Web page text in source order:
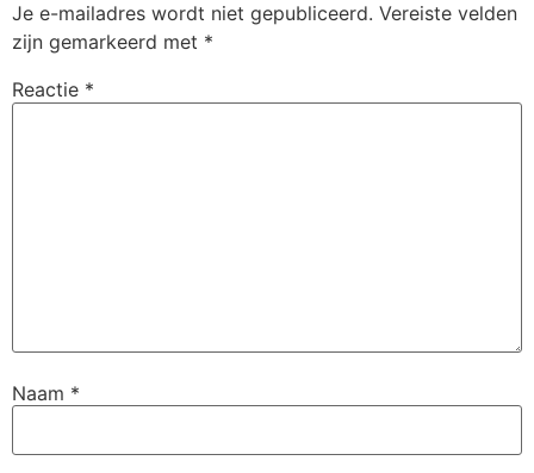
Je e-mailadres wordt niet gepubliceerd. Vereiste velden
zijn gemarkeerd met *
Reactie *
Naam *